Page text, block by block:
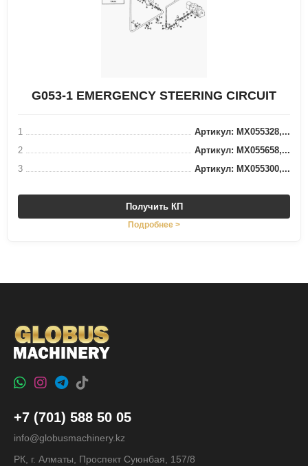
G053-1 EMERGENCY STEERING CIRCUIT
1
Артикул: MX055328,...
2
Артикул: MX055658,...
3
Артикул: MX055300,...
Получить КП
Подробнее >
+7 (701) 588 50 05
info@globusmachinery.kz
РК, г. Алматы, Проспект Суюнбая, 157/8